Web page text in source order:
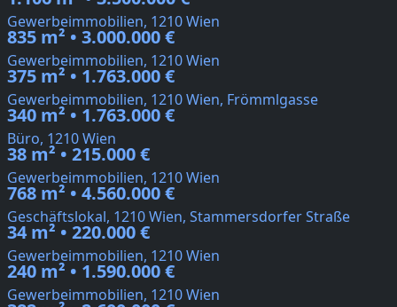
Gewerbeimmobilien, 1210 Wien
835 m² • 3.000.000 €
Gewerbeimmobilien, 1210 Wien
375 m² • 1.763.000 €
Gewerbeimmobilien, 1210 Wien, Frömmlgasse
340 m² • 1.763.000 €
Büro, 1210 Wien
38 m² • 215.000 €
Gewerbeimmobilien, 1210 Wien
768 m² • 4.560.000 €
Geschäftslokal, 1210 Wien, Stammersdorfer Straße
34 m² • 220.000 €
Gewerbeimmobilien, 1210 Wien
240 m² • 1.590.000 €
Gewerbeimmobilien, 1210 Wien